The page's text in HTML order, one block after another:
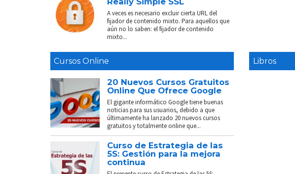
A veces es necesario excluir cierta URL del
fijador de contenido mixto. Para aquellos que
aún no lo saben: el fijador de contenido
mixto...
Cursos Online
20 Nuevos Cursos Gratuitos
Online Que Ofrece Google
El gigante informático Google tiene buenas
noticias para sus usuarios, debido a que
últimamente ha lanzado 20 nuevos cursos
gratuitos y totalmente online que...
Curso de Estrategia de las
5S: Gestión para la mejora
continua
Libros